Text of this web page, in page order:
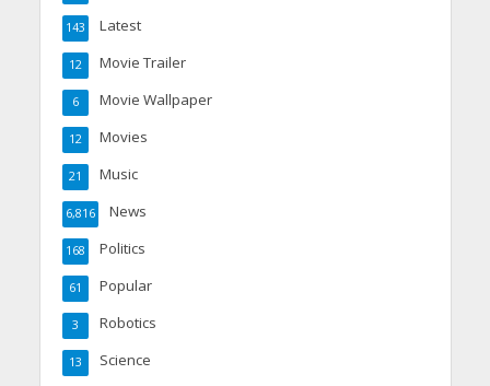
Latest
143
Movie Trailer
12
Movie Wallpaper
6
Movies
12
Music
21
News
6,816
Politics
168
Popular
61
Robotics
3
Science
13